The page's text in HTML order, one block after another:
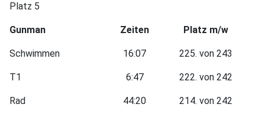
Platz 5
Gunman Zeiten Platz m/w
Schwimmen 16:07 225. von 243
T1 6:47 222. von 242
Rad 44:20 214. von 242